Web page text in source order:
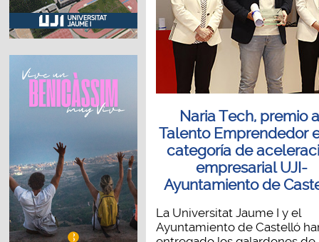
Naria Tech, premio
Talento Emprendedor
categoría de
empresarial UJI-
Ayuntamiento de
La Universitat Jaume I y el
Ayuntamiento de Castelló